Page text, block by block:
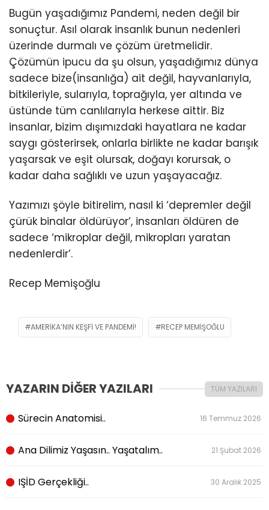
Bugün yaşadığımız Pandemi, neden değil bir
sonuçtur. Asıl olarak insanlık bunun nedenleri
üzerinde durmalı ve çözüm üretmelidir.
Çözümün ipucu da şu olsun, yaşadığımız dünya
sadece bize(insanlığa) ait değil, hayvanlarıyla,
bitkileriyle, sularıyla, toprağıyla, yer altında ve
üstünde tüm canlılarıyla herkese aittir. Biz
insanlar, bizim dışımızdaki hayatlara ne kadar
saygı gösterirsek, onlarla birlikte ne kadar barışık
yaşarsak ve eşit olursak, doğayı korursak, o
kadar daha sağlıklı ve uzun yaşayacağız.
Yazımızı şöyle bitirelim, nasıl ki ‘depremler değil
çürük binalar öldürüyor’, insanları öldüren de
sadece ‘mikroplar değil, mikropları yaratan
nedenlerdir’.
Recep Memişoğlu
AMERIKA’NIN KEŞFI VE PANDEMI! RECEP MEMIŞOĞLU
YAZARIN DİĞER YAZILARI TÜM YAZILARI
Sürecin Anatomisi.. 16 Temmuz 2026
Ana Dilimiz Yaşasın.. Yaşatalım.. 21 Şubat 2026
IŞİD Gerçekliği.. 30 Aralık 2025